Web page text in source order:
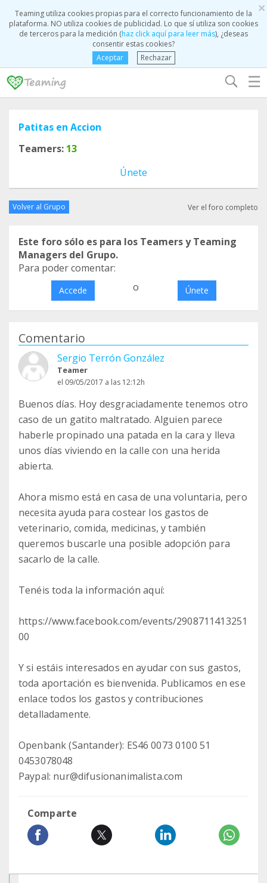
×
Teaming utiliza cookies propias para el correcto funcionamiento de la
plataforma. NO utiliza cookies de publicidad. Lo que sí utiliza son cookies
de terceros para la medición (haz click aquí para leer más), ¿deseas
consentir estas cookies?
Aceptar
Rechazar
☰
Patitas en Accion
Teamers: 13
Únete
Volver al Grupo Ver el foro completo
Este foro sólo es para los Teamers y Teaming
Managers del Grupo.
Para poder comentar:
Accede o Únete
Comentario
Sergio Terrón González
Teamer
el 09/05/2017 a las 12:12h
Buenos días. Hoy desgraciadamente tenemos otro
caso de un gatito maltratado. Alguien parece
haberle propinado una patada en la cara y lleva
unos días viviendo en la calle con una herida
abierta.
Ahora mismo está en casa de una voluntaria, pero
necesita ayuda para costear los gastos de
veterinario, comida, medicinas, y también
queremos buscarle una posible adopción para
sacarlo de la calle.
Tenéis toda la información aquí:
https://www.facebook.com/events/2908711413251
00
Y si estáis interesados en ayudar con sus gastos,
toda aportación es bienvenida. Publicamos en ese
enlace todos los gastos y contribuciones
detalladamente.
Openbank (Santander): ES46 0073 0100 51
0453078048
Paypal: nur@difusionanimalista.com
Comparte